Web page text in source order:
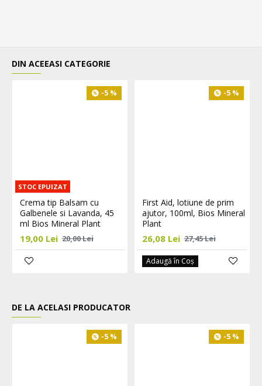
DIN ACEEASI CATEGORIE
-5 %
STOC EPUIZAT
Crema tip Balsam cu
Galbenele si Lavanda, 45
ml Bios Mineral Plant
19,00 Lei 20,00 Lei
-5 %
First Aid, lotiune de prim
ajutor, 100ml, Bios Mineral
Plant
26,08 Lei 27,45 Lei
Adaugă în Coş
DE LA ACELASI PRODUCATOR
-5 % -5 %